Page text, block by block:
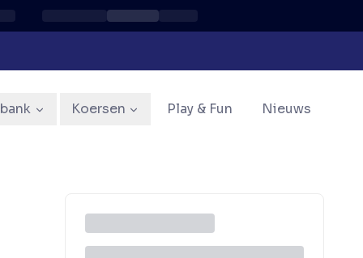
Koersen Play & Fun Nieuws